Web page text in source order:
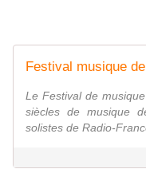
Festival musique
Le Festival de
siècles de musique
solistes de Radio-